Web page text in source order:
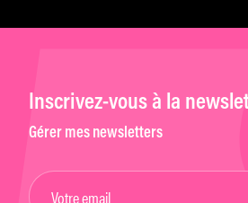
Inscrivez-vous à la
Gérer mes newsletters